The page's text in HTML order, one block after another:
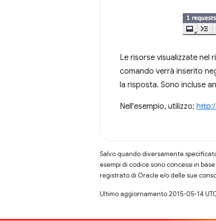
Le risorse visualizzate nel
comando verrà inserito
la risposta. Sono incluse
Nell'esempio, utilizzo:
Salvo quando diversamente
esempi di codice sono concessi in
registrato di Oracle e/o delle sue
Ultimo aggiornamento 2015-05-14